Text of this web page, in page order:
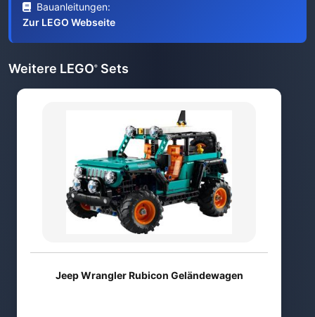
Bauanleitungen:
Zur LEGO Webseite
Weitere LEGO® Sets
Jeep Wrangler Rubicon Geländewagen